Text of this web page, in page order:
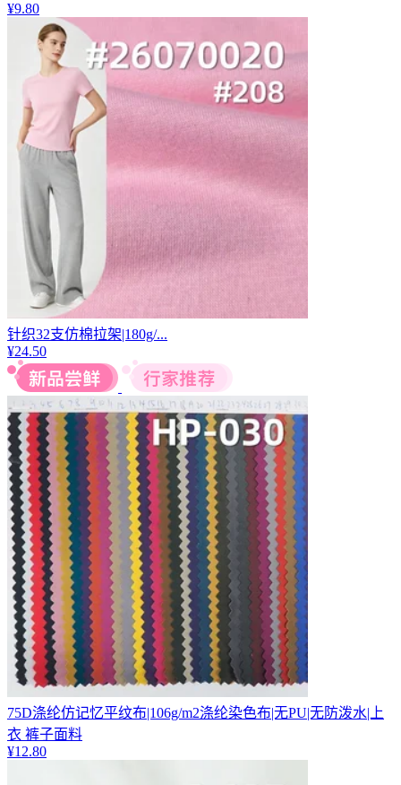
¥9.80
针织32支仿棉拉架|180g/...
¥24.50
75D涤纶仿记忆平纹布|106g/m2涤纶染色布|无PU|无防泼水|上
衣 裤子面料
¥12.80